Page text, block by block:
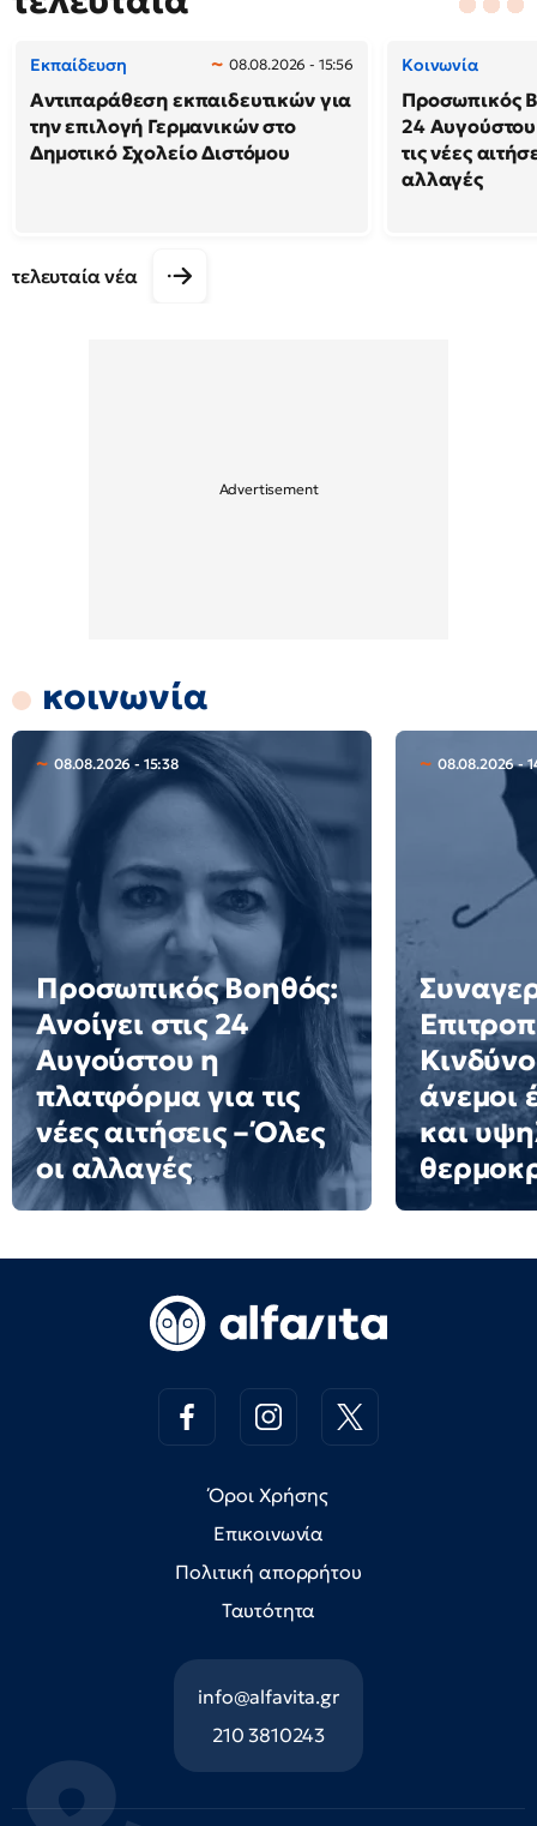
Εκπαίδευση 08.08.2026 - 15:56
Αντιπαράθεση εκπαιδευτικών για
την επιλογή Γερμανικών στο
Δημοτικό Σχολείο Διστόμου
Κοινωνία
Προσωπικός
24
τις νέες
αλλαγές
τελευταία νέα
κοινωνία
08.08.2026 - 15:38
Προσωπικός Βοηθός:
Ανοίγει στις 24
Αυγούστου η
πλατφόρμα για τις
νέες αιτήσεις – Όλες
οι αλλαγές
08.08.2026 -
άνεμοι
και
Όροι Χρήσης
Επικοινωνία
Πολιτική απορρήτου
Ταυτότητα
info@alfavita.gr
210 3810243